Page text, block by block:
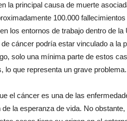
la principal causa de muerte
100.000
los entornos de trabajo dentro de
cáncer podría estar vinculado a la
solo una mínima parte de estos
lo que representa un grave problema.
el cáncer es una de las
la esperanza de vida. No